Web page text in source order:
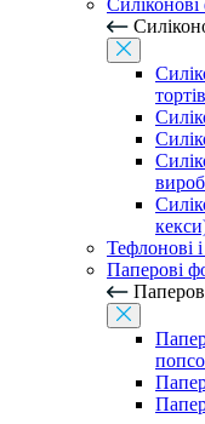
Тефлонові
Паперові